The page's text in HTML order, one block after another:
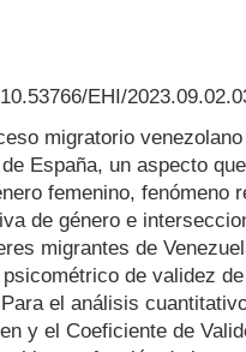
EHI/
migratorio
España, un aspecto
femenino, fenómeno
de género e
migrantes de
de validez
el análisis
y el Coeficiente de